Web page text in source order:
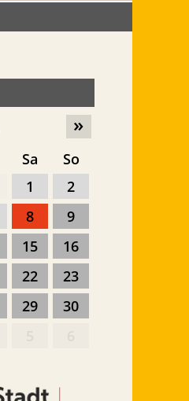
»
Sa
So
1
2
8
9
15
16
22
23
29
30